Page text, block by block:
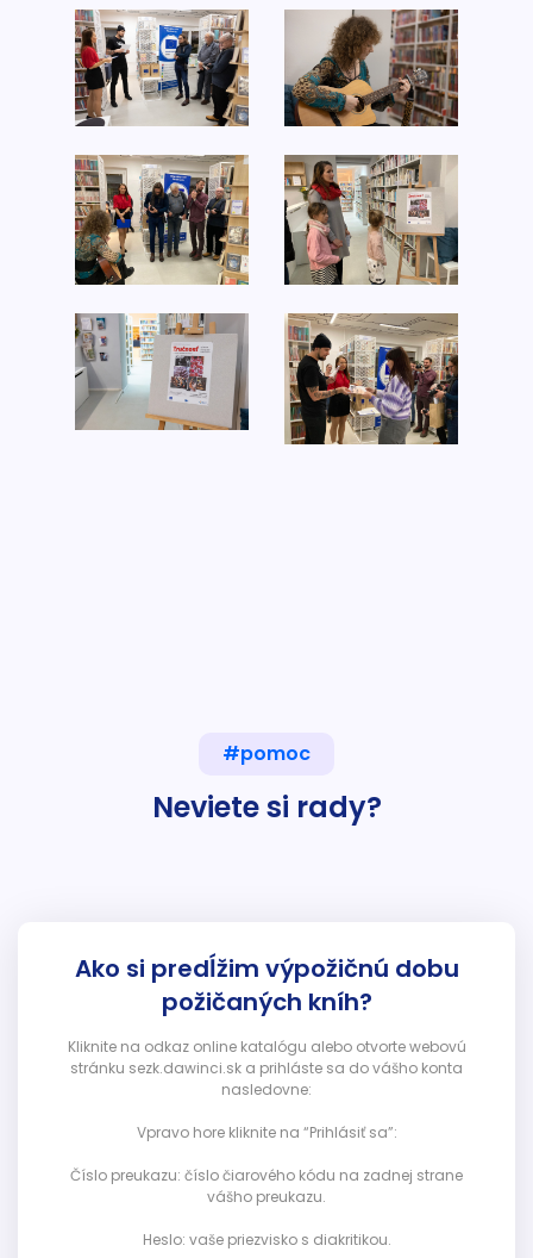
#pomoc
Neviete si rady?
Ako si predĺžim výpožičnú dobu
požičaných kníh?
Kliknite na odkaz online katalógu alebo otvorte webovú
stránku sezk.dawinci.sk a prihláste sa do vášho konta
nasledovne:
Vpravo hore kliknite na “Prihlásiť sa”:
Číslo preukazu: číslo čiarového kódu na zadnej strane
vášho preukazu.
Heslo: vaše priezvisko s diakritikou.